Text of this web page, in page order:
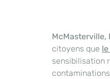
McMasterville,
citoyens que
sensibilisation